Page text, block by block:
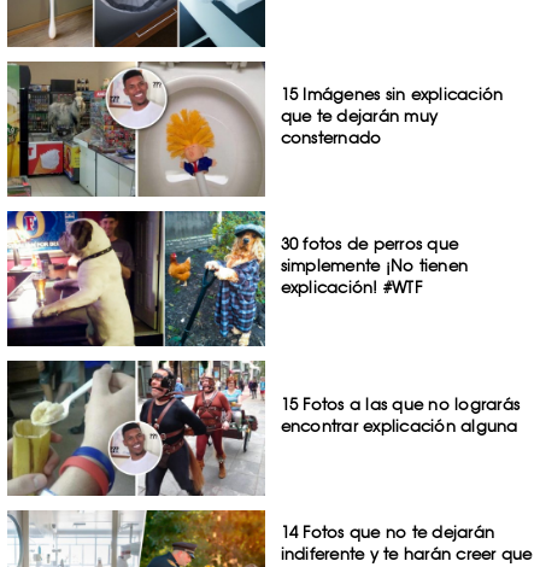
15 Imágenes sin explicación
que te dejarán muy
consternado
30 fotos de perros que
simplemente ¡No tienen
explicación! #WTF
15 Fotos a las que no lograrás
encontrar explicación alguna
14 Fotos que no te dejarán
indiferente y te harán creer que